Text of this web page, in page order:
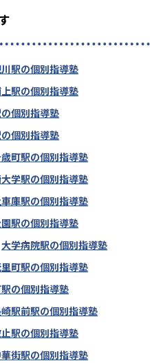
駅の個別指導塾
駅の個別指導塾
個別指導塾
個別指導塾
町駅の個別指導塾
学駅の個別指導塾
庫駅の個別指導塾
駅の個別指導塾
大学病院駅の個別指導塾
町駅の個別指導塾
の個別指導塾
駅前駅の個別指導塾
駅の個別指導塾
街駅の個別指導塾